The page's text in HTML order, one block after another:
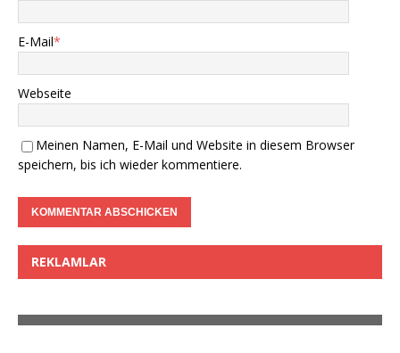
E-Mail*
Webseite
Meinen Namen, E-Mail und Website in diesem Browser
speichern, bis ich wieder kommentiere.
REKLAMLAR